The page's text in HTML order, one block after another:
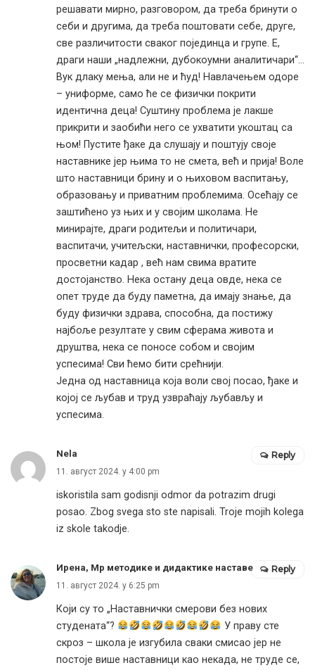
решавати мирно, разговором, да треба бринути о
себи и другима, да треба поштовати себе, друге,
све различитости сваког појединца и групе. Е,
драги наши „надлежни, дубокоумни аналитичари“…
Вук длаку мења, али не и ћуд! Навлачењем одоре
– униформе, само ће се физички покрити
идентична деца! Суштину проблема је лакше
прикрити и заобићи него се ухватити укоштац са
њом! Пустите ђаке да слушају и поштују своје
наставнике јер њима то не смета, већ и прија! Воле
што наставници брину и о њиховом васпитању,
образовању и приватним проблемима. Осећају се
заштићено уз њих и у својим школама. Не
минирајте, драги родитељи и политичари,
васпитачи, учитељски, наставнички, професорски,
просветни кадар , већ нам свима вратите
достојанство. Нека остану деца овде, нека се
опет труде да буду паметна, да имају знање, да
буду физички здрава, способна, да постижу
најбоље резултате у свим сферама живота и
друштва, нека се поносе собом и својим
успесима! Сви ћемо бити срећнији.
Једна од наставница која воли свој посао, ђаке и
којој се љубав и труд узвраћају љубављу и
успесима.
Nela
11. август 2024. у 4:00 pm
iskoristila sam godisnji odmor da potrazim drugi
posao. Zbog svega sto ste napisali. Troje mojih kolega
iz skole takodje.
Reply
Ирена, Мр методике и дидактике наставе
11. август 2024. у 6:25 pm
Који су то „Наставнички смерови без нових
студената“?
У праву сте
скроз – школа је изгубила сваки смисао јер не
постоје више наставници као некада, не труде се,
Reply